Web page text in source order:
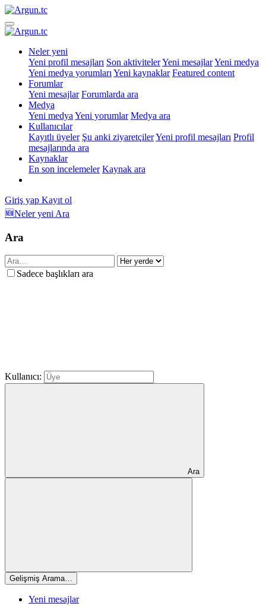
Neler yeni
Yeni profil mesajları Son aktivitelerYeni mesajlarYeni medya
Yeni medya yorumları Yeni kaynaklar Featured content
Forumlar
Yeni mesajlar Forumlarda ara
Medya
Yeni medya Yeni yorumlar Medya ara
Kullanıcılar
Kayıtlı üyeler Şu anki ziyaretçilerYeni profil mesajları Profil
mesajlarında ara
Kaynaklar
En son incelemeler Kaynak ara
Giriş yap Kayıt ol
🆕Neler yeni Ara
Ara
Sadece başlıkları ara
Kullanıcı:
Ara
Gelişmiş Arama…
Yeni mesajlar